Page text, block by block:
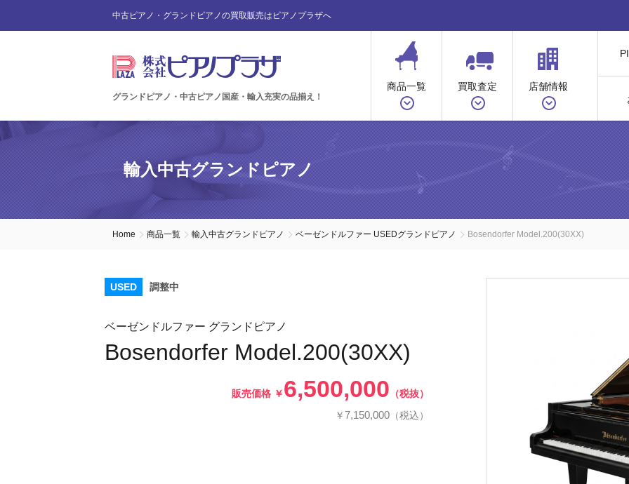
中古ピアノ・グランドピアノの買取販売はピアノプラザへ
グランドピアノ・中古ピアノ国産・輸入充実の品揃え！
商品一覧 買取査定 店舗情報
輸入中古グランドピアノ
Home 商品一覧 輸入中古グランドピアノ ベーゼンドルファー USEDグランドピアノ Bosendorfer Model.200(30XX)
USED 調整中
ベーゼンドルファー グランドピアノ
Bosendorfer Model.200(30XX)
販売価格 ￥6,500,000 （税抜）
￥7,150,000 （税込）